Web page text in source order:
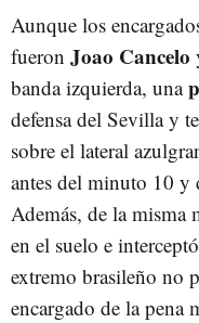
Aunque los
fueron Joao Cancelo
banda izquierda, una
defensa del Sevilla y
sobre el lateral
antes del minuto 10 y
Además, de la misma
en el suelo e
extremo brasileño no
encargado de la pena